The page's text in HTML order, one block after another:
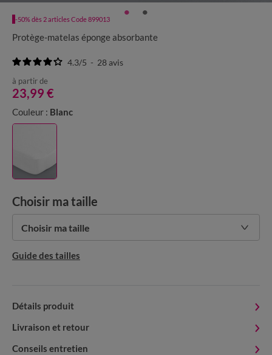
-50% dès 2 articles Code 899013
Protège-matelas éponge absorbante
4.3/5 - 28avis
à partir de
23,99 €
Couleur : Blanc
Choisir ma taille
Choisir ma taille
Guide des tailles
Détails produit
Livraison et retour
Conseils entretien